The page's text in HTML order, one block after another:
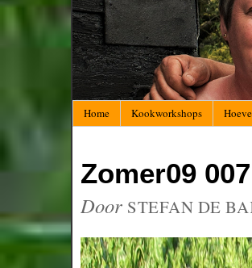
Home Kookworkshops
Zomer09 007
Door STEFAN DE